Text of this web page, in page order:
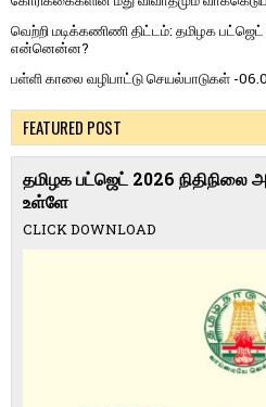
வெற்றி மடிக்கணிணி திட்டம்: தமிழக
என்னென்ன?
பள்ளி காலை வழிபாட்டு செயல்பாடுகள் -
FEATURED POST
தமிழக பட்ஜெட் 2026 நிதிநிலை
உள்ளே
CLICK DOWNLOAD